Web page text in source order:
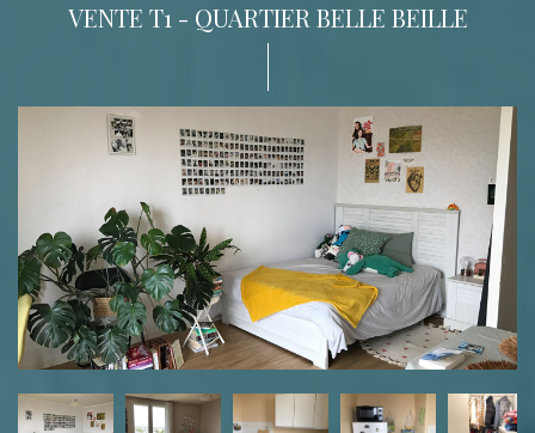
VENTE T1 - QUARTIER BELLE BEILLE